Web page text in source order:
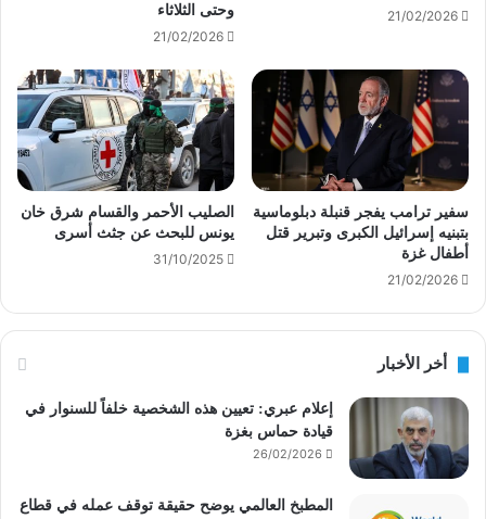
21/02/2026
وحتى الثلاثاء
21/02/2026
سفير ترامب يفجر قنبلة دبلوماسية
بتبنيه إسرائيل الكبرى وتبرير قتل
أطفال غزة
21/02/2026
الصليب الأحمر والقسام شرق خان
يونس للبحث عن جثث أسرى
31/10/2025
أخر الأخبار
إعلام عبري: تعيين هذه الشخصية خلفاً للسنوار في
قيادة حماس بغزة
26/02/2026
المطبخ العالمي يوضح حقيقة توقف عمله في قطاع